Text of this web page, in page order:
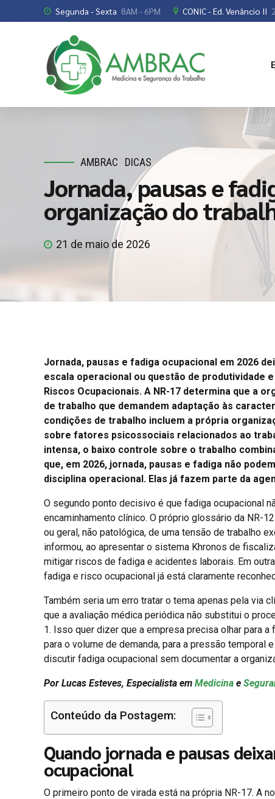
Segunda - Sexta 8AM - 6PM CONIC - Ed. Venâncio II
AMBRAC DICAS
Jornada, pausas e
organização do
21 de maio de 2026
Jornada, pausas e fadiga ocupacional em 2026
escala operacional ou questão de produtividade
Riscos Ocupacionais. A NR-17 determina que a
de trabalho que demandem adaptação às
condições de trabalho incluem a própria
sobre fatores psicossociais relacionados ao
intensa, o baixo controle sobre o trabalho
que, em 2026, jornada, pausas e fadiga não
disciplina operacional. Elas já fazem parte da
O segundo ponto decisivo é que fadiga ocupacional
encaminhamento clínico. O próprio glossário da NR-
ou geral, não patológica, de uma tensão de trabalho
informou, ao apresentar o sistema Khronos de
mitigar riscos de fadiga e acidentes laborais. Em
fadiga e risco ocupacional já está claramente
Também seria um erro tratar o tema apenas pela via
que a avaliação médica periódica não substitui o
1. Isso quer dizer que a empresa precisa olhar para
para o volume de demanda, para a pressão temporal
discutir fadiga ocupacional sem documentar a
Por Lucas Esteves, Especialista em Medicina e
Conteúdo da Postagem:
Quando jornada e pausas
ocupacional
O primeiro ponto de virada está na própria NR-17. A